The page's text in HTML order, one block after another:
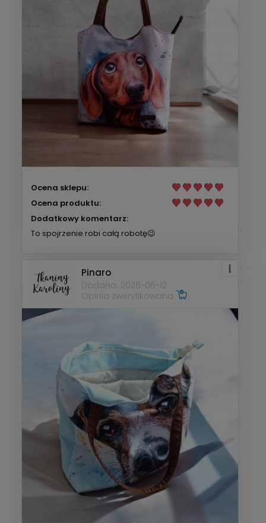
Ocena sklepu:
Ocena produktu:
Dodatkowy komentarz:
To spojrzenie robi całą robotę😉
Pinaro
Dodano: 2026-06-12
Opinia zweryfikowana